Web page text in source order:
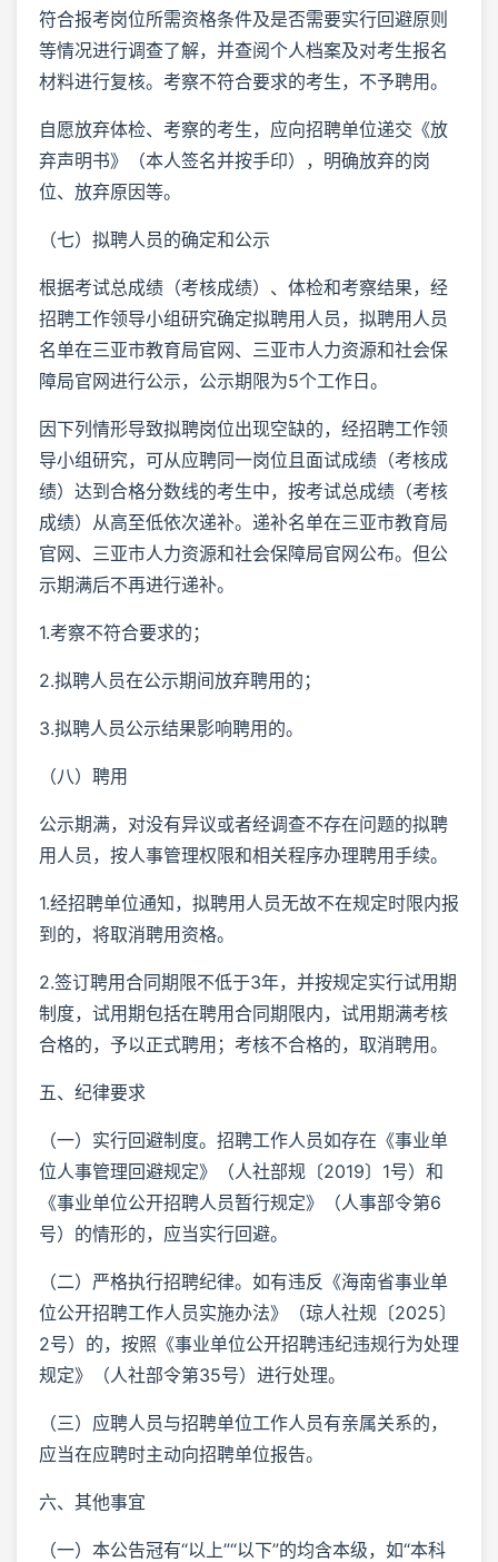
符合报考岗位所需资格条件及是否需要实行回避原则
等情况进行调查了解，并查阅个人档案及对考生报名
材料进行复核。考察不符合要求的考生，不予聘用。
自愿放弃体检、考察的考生，应向招聘单位递交《放
弃声明书》（本人签名并按手印），明确放弃的岗
位、放弃原因等。
（七）拟聘人员的确定和公示
根据考试总成绩（考核成绩）、体检和考察结果，经
招聘工作领导小组研究确定拟聘用人员，拟聘用人员
名单在三亚市教育局官网、三亚市人力资源和社会保
障局官网进行公示，公示期限为5个工作日。
因下列情形导致拟聘岗位出现空缺的，经招聘工作领
导小组研究，可从应聘同一岗位且面试成绩（考核成
绩）达到合格分数线的考生中，按考试总成绩（考核
成绩）从高至低依次递补。递补名单在三亚市教育局
官网、三亚市人力资源和社会保障局官网公布。但公
示期满后不再进行递补。
1.考察不符合要求的；
2.拟聘人员在公示期间放弃聘用的；
3.拟聘人员公示结果影响聘用的。
（八）聘用
公示期满，对没有异议或者经调查不存在问题的拟聘
用人员，按人事管理权限和相关程序办理聘用手续。
1.经招聘单位通知，拟聘用人员无故不在规定时限内报
到的，将取消聘用资格。
2.签订聘用合同期限不低于3年，并按规定实行试用期
制度，试用期包括在聘用合同期限内，试用期满考核
合格的，予以正式聘用；考核不合格的，取消聘用。
五、纪律要求
（一）实行回避制度。招聘工作人员如存在《事业单
位人事管理回避规定》（人社部规〔2019〕1号）和
《事业单位公开招聘人员暂行规定》（人事部令第6
号）的情形的，应当实行回避。
（二）严格执行招聘纪律。如有违反《海南省事业单
位公开招聘工作人员实施办法》（琼人社规〔2025〕
2号）的，按照《事业单位公开招聘违纪违规行为处理
规定》（人社部令第35号）进行处理。
（三）应聘人员与招聘单位工作人员有亲属关系的，
应当在应聘时主动向招聘单位报告。
六、其他事宜
（一）本公告冠有“以上”“以下”的均含本级，如“本科